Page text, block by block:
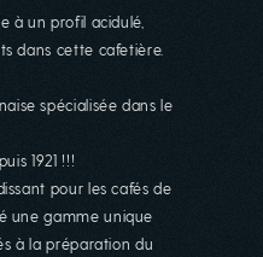
à un profil acidulé,
dans cette cafetière.
spécialisée dans le
1921 !!!
pour les cafés de
une gamme unique
à la préparation du